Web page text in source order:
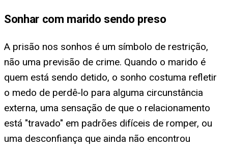
Sonhar com marido sendo preso
A prisão nos sonhos é um símbolo de restrição,
não uma previsão de crime. Quando o marido é
quem está sendo detido, o sonho costuma refletir
o medo de perdê-lo para alguma circunstância
externa, uma sensação de que o relacionamento
está "travado" em padrões difíceis de romper, ou
uma desconfiança que ainda não encontrou